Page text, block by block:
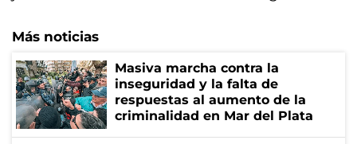
Más noticias
Masiva marcha contra la
inseguridad y la falta de
respuestas al aumento de la
criminalidad en Mar del Plata